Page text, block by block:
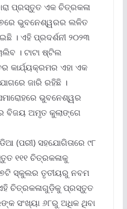
ପ୍ରସ୍ତୁତ ଏକ ଚିତ୍ରକଳା
ଭୁବନେଶ୍ୱରର ଲଳିତ
। ଏହି ପ୍ରଦର୍ଶନୀ ୨୦୨୩
। ଟାଟା ଷ୍ଟିଲ
କାର୍ଯ୍ୟକ୍ରମର ଏହା ଏକ
ଜାରି ରହିଛି ।
ଭୁବନେଶ୍ୱର
ବିଜୟ ଅମୃତ କୁଲାଙ୍ଗେ
(ପରୀ) ସହଯୋଗିତାରେ ୯୮
୧୧୧ ଚିତ୍ରକଳାକୁ
ସ୍କୁଲର ତୃତୀୟରୁ ନବମ
ଚିତ୍ରକଳାଗୁଡ଼ିକୁ ପ୍ରସ୍ତୁତ
ସଂଖ୍ୟା ୬୮ରୁ ଅଧିକ ଥିବା